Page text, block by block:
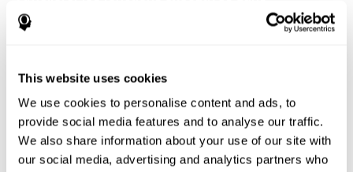
This website uses cookies
We use cookies to personalise content and ads, to
provide social media features and to analyse our traffic.
We also share information about your use of our site with
our social media, advertising and analytics partners who
l'épilepsie pédiatrique : faisabilité et efficacité
d'un programme de formation cognitive
informatisé
Executive Functions in Pediatric Epilepsy: Feasibility and Efficacy
https://doi.org/10.3390/children11040484
Voir l'article en texte intégral